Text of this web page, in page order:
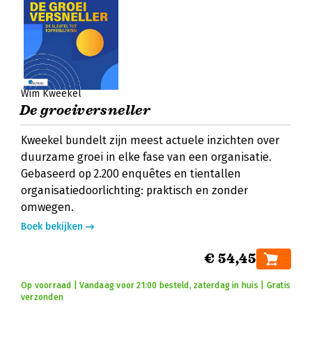
Wim Kweekel
De groeiversneller
Kweekel bundelt zijn meest actuele inzichten over
duurzame groei in elke fase van een organisatie.
Gebaseerd op 2.200 enquêtes en tientallen
organisatiedoorlichting: praktisch en zonder
omwegen.
Boek bekijken
€ 54,45
Op voorraad | Vandaag voor 21:00 besteld, zaterdag in huis | Gratis
verzonden